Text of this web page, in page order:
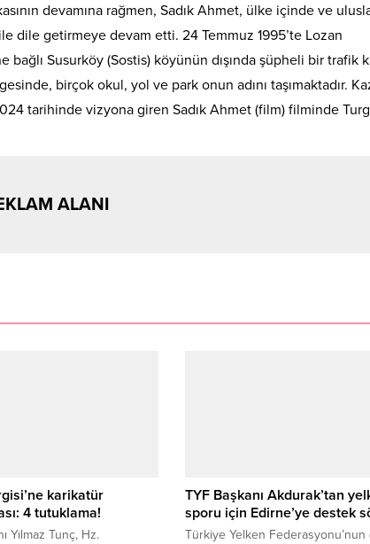
devamına rağmen, Sadık Ahmet, ülke içinde ve
dile getirmeye devam etti. 24 Temmuz 1995’te Lozan
bağlı Susurköy (Sostis) köyünün dışında şüpheli bir trafik
birçok okul, yol ve park onun adını taşımaktadır.
tarihinde vizyona giren Sadık Ahmet (film) filminde
ALANI
karikatür
4 tutuklama!
Yılmaz Tunç, Hz.
TYF Başkanı Akdurak’tan
sporu için Edirne’ye destek
Türkiye Yelken Federasyonu’nun